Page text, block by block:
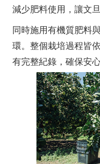
減少肥料使用，讓文
同時施用有機質肥料
環。整個栽培過程皆
有完整紀錄，確保安心